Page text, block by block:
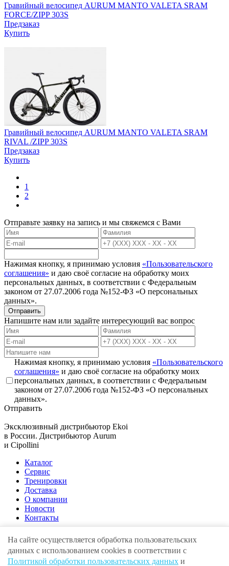
Гравийный велосипед AURUM MANTO VALETA SRAM
FORCE/ZIPP 303S
Предзаказ
Купить
Гравийный велосипед AURUM MANTO VALETA SRAM
RIVAL /ZIPP 303S
Предзаказ
Купить
1
2
Отправьте заявку на запись и мы свяжемся с Вами
Нажимая кнопку, я принимаю условия «Пользовательского
соглашения» и даю своё согласие на обработку моих
персональных данных, в соответствии с Федеральным
законом от 27.07.2006 года №152-ФЗ «О персональных
данных».
Отправить
Напишите нам или задайте интересующий вас вопрос
Нажимая кнопку, я принимаю условия «Пользовательского
соглашения» и даю своё согласие на обработку моих
персональных данных, в соответствии с Федеральным
законом от 27.07.2006 года №152-ФЗ «О персональных
данных».
Отправить
Эксклюзивный дистрибьютор Ekoi
в России. Дистрибьютор Aurum
и Cipollini
Каталог
Сервис
Тренировки
Доставка
О компании
Новости
Контакты
Адрес:г. Москва , ул. Крылатская, 10
E-mail:info@volgaunion.com
На сайте осуществляется обработка пользовательских
данных с использованием cookies в соответствии с
Политикой обработки пользовательских данных и